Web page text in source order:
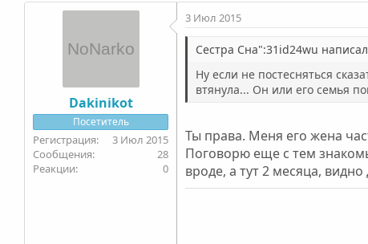
Dakinikot
Посетитель
3 Июл 2015
28
0
3 Июл 2015
Сестра Сна":31id24wu
Ну если не постесняться
втянула... Он или его семья
Ты права. Меня его жена
Поговорю еще с тем
вроде, а тут 2 месяца,